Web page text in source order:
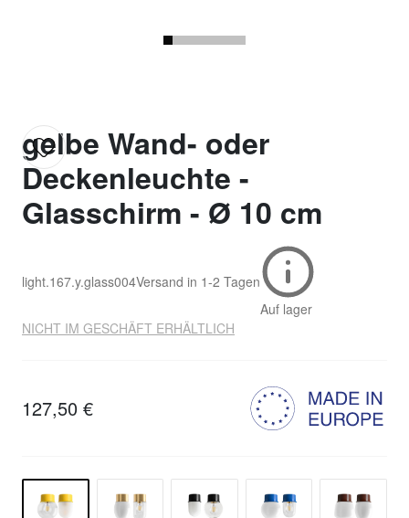
gelbe Wand- oder
Deckenleuchte -
Glasschirm - Ø 10 cm
light.167.y.glass004Versand in 1-2 Tagen
Auf lager
NICHT IM GESCHÄFT ERHÄLTLICH
127,50 €